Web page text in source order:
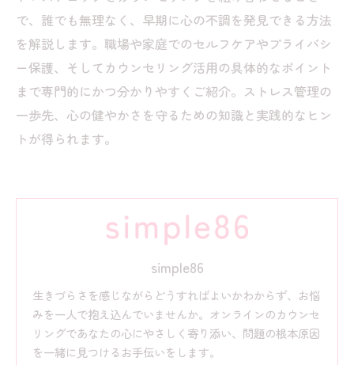
で、誰でも無理なく、早期に心の不調を発見できる方法
を解説します。職場や家庭でのセルフケアやプライバシ
ー保護、そしてカウンセリング活用の具体的なポイント
まで専門的にかつ分かりやすくご紹介。ストレス管理の
一歩先、心の健やかさを守るための知識と実践的なヒン
トが得られます。
simple86
生きづらさを感じながらどうすればよいかわからず、お悩
みを一人で抱え込んでいませんか。オンラインのカウンセ
リングであなたの心にやさしく寄り添い、問題の根本原因
を一緒に見つけるお手伝いをします。